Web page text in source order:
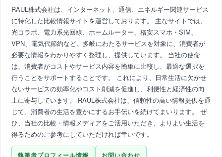
RAUL株式会社は、インターネット、通信、エネルギー関連サービス
に特化した比較情報サイトを運営しております。 主なサイトでは、
光コラボ、電力系光回線、ホームルーター、格安スマホ・SIM、
VPN、電気代節約など、多岐にわたるサービスを対象に、消費者が
必要な情報をわかりやすく整理し、提供しています。 当社の使命
は、消費者がコストやサービス内容を簡単に比較し、最適な選択を
行うことをサポートすることです。 これにより、日常生活に欠かせ
ないサービスの効率化やコスト削減を促進し、利便性と経済性の向
上に寄与しています。 RAUL株式会社は、信頼性の高い情報提供を通
じて、消費者の生活を豊かにするお手伝いを続けてまいります。 ぜ
ひ、当社の比較・情報メディアをご活用いただき、よりよい生活を
得るためのご参考にしていただければ幸いです。
執筆者プロフィール情報 お問い合わせ